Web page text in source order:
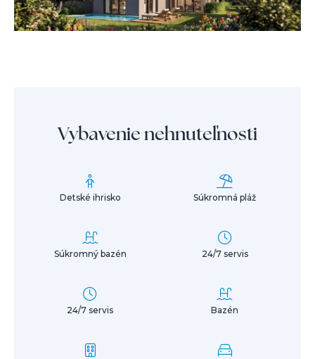
Vybavenie nehnuteľnosti
Detské ihrisko Súkromná pláž
Súkromný bazén 24/7 servis
24/7 servis Bazén